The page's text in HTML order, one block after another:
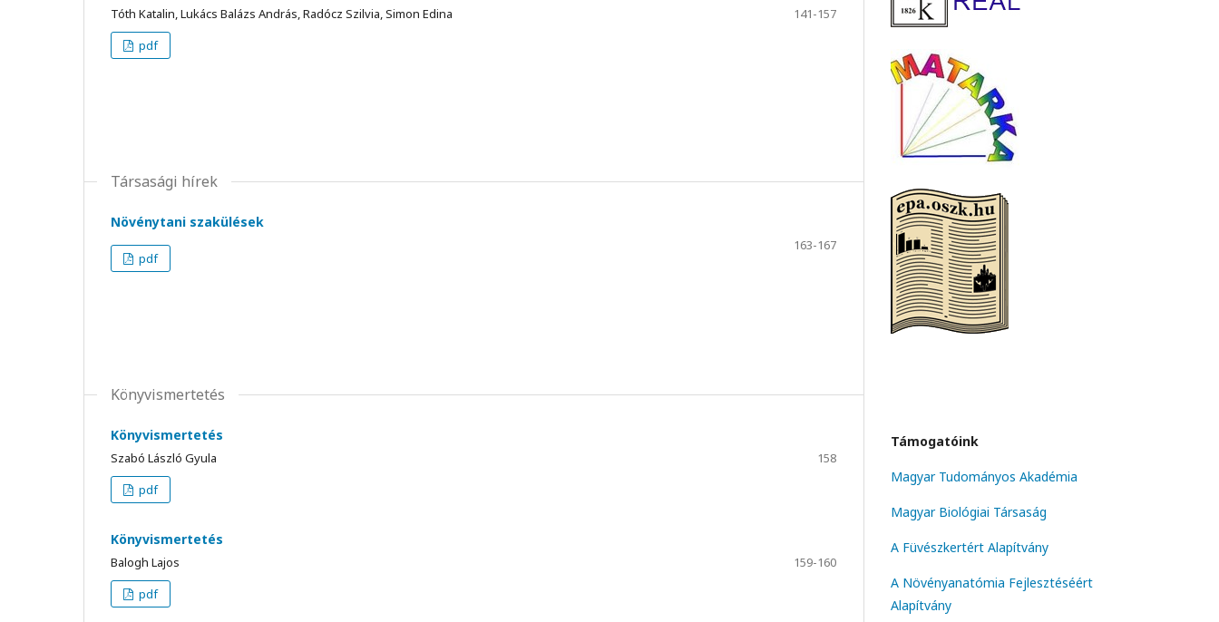
Tóth Katalin, Lukács Balázs András, Radócz Szilvia, Simon Edina
141-157
pdf
Társasági hírek
Növénytani szakülések
163-167
pdf
Könyvismertetés
Könyvismertetés
Szabó László Gyula
158
pdf
Könyvismertetés
Balogh Lajos
159-160
pdf
Támogatóink
Magyar Tudományos Akadémia
Magyar Biológiai Társaság
A Füvészkertért Alapítvány
A Növényanatómia Fejlesztéséért
Alapítvány